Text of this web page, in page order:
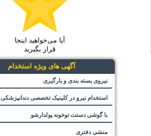
آیا می‌خواهید اینجا
قرار بگیرید
آگهی های ویژه استخدام
نیروی بسته بندی و بارگیری
استخدام نیرو در کلینیک تخصصی دندانپزشکی
با گوشی دستت توخونه پولدارشو
منشی دفتری